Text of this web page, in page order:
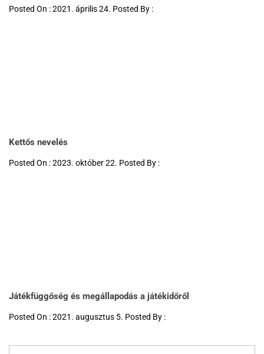
Posted On : 2021. április 24. Posted By :
Kettős nevelés
Posted On : 2023. október 22. Posted By :
Játékfüggőség és megállapodás a játékidőről
Posted On : 2021. augusztus 5. Posted By :